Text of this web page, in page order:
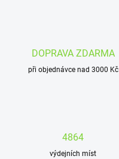
DOPRAVA ZDARMA
při objednávce nad 3000 Kč
4864
výdejních míst